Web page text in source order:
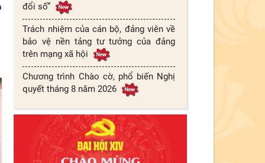
đổi số”
Trách nhiệm của cán bộ, đảng viên về
bảo vệ nền tảng tư tưởng của đảng
trên mạng xã hội
Chương trình Chào cờ, phổ biến Nghị
quyết tháng 8 năm 2026